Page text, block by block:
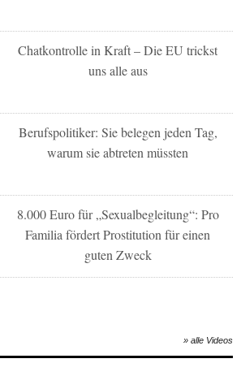
Chatkontrolle in Kraft – Die EU trickst
uns alle aus
Berufspolitiker: Sie belegen jeden Tag,
warum sie abtreten müssten
8.000 Euro für „Sexualbegleitung“: Pro
Familia fördert Prostitution für einen
guten Zweck
» alle Videos